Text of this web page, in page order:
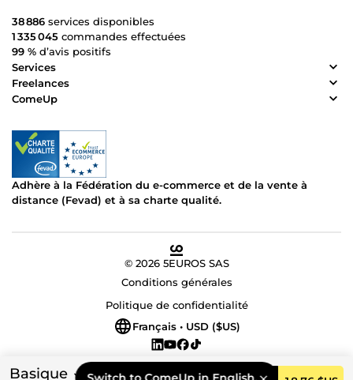
Basique
38 886 services disponibles
1 335 045 commandes effectuées
99 % d’avis positifs
Services
Freelances
ComeUp
Adhère à la Fédération du e-commerce et de la vente à
distance (Fevad) et à sa charte qualité.
© 2026 5EUROS SAS
Conditions générales
Politique de confidentialité
Français • USD ($US)